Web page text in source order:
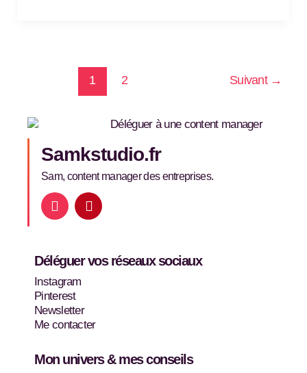
1 2 Suivant →
Samkstudio.fr
Sam, content manager des entreprises.
I
n
a
g
r
a
m
P
i
r
Déléguer vos réseaux sociaux
Instagram
Pinterest
Newsletter
Me contacter
Mon univers & mes conseils